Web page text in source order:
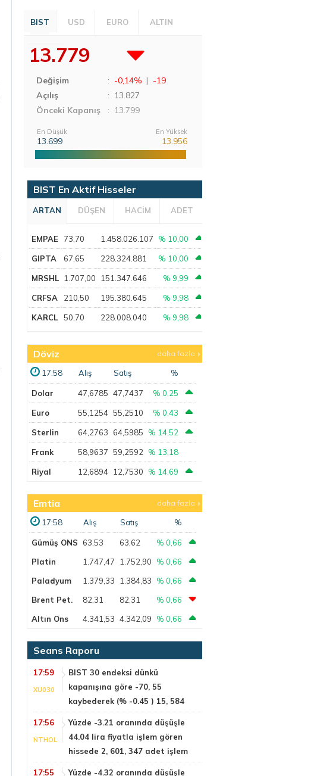
BIST USD EURO ALTIN
13.779
Değişim : -0,14% | -19
Açılış
: 13.827
Önceki Kapanış
: 13.799
En Düşük
13.699
En Yüksek
13.956
BIST En Aktif Hisseler
ARTAN DÜŞEN HACİM ADET
EMPAE 73,70 1.458.026.107 % 10,00
GIPTA 67,65 228.324.881 % 10,00
MRSHL 1.707,00 151.347.646 % 9,99
CRFSA 210,50 195.380.645 % 9,98
KARCL 50,70 228.008.040 % 9,98
Döviz daha fazla
17:58 Alış Satış %
Dolar 47,6785 47,7437 % 0,25
Euro 55,1254 55,2510 % 0,43
Sterlin 64,2763 64,5985 % 14,52
Frank 58,9637 59,2592 % 13,18
Riyal 12,6894 12,7530 % 14,69
Emtia daha fazla
17:58 Alış Satış %
Gümüş ONS 63,53 63,62
% 0,66
Platin
1.747,47 1.752,90
% 0,66
Paladyum
1.379,33 1.384,83
% 0,66
Brent Pet.
82,31 82,31
% 0,66
Altın Ons
4.341,53 4.342,09 % 0,66
Seans Raporu
17:59
XU030
BIST 30 endeksi dünkü
kapanışına göre -70, 55
kaybederek (% -0.45 ) 15, 584
17:56
NTHOL
Yüzde -3.21 oranında düşüşle
44.04 lira fiyatla işlem gören
hissede 2, 601, 347 adet işlem
17:55
Yüzde -4.32 oranında düşüşle